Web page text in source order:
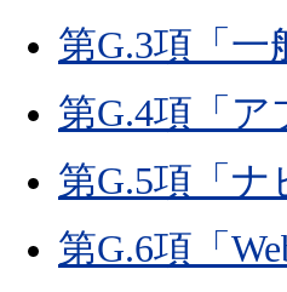
第G.3項「
第G.4項「
第G.5項「
第G.6項「